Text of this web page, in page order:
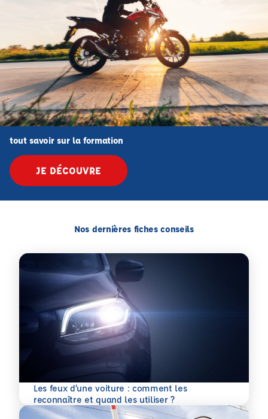
tout savoir sur la formation
JE DÉCOUVRE
Nos dernières fiches conseils
Les feux d’une voiture : comment les
reconnaître et quand les utiliser ?
En savoir plus